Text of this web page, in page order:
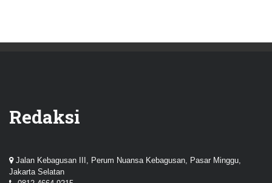
Redaksi
Jalan Kebagusan III, Perum Nuansa Kebagusan, Pasar Minggu,
Jakarta Selatan